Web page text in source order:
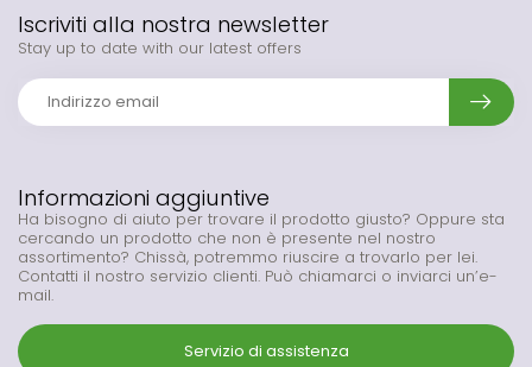
Informazioni aggiuntive
Ha bisogno di aiuto per trovare il prodotto giusto? Oppure sta
cercando un prodotto che non è presente nel nostro
assortimento? Chissà, potremmo riuscire a trovarlo per lei.
Contatti il nostro servizio clienti. Può chiamarci o inviarci un’e-
mail.
Servizio di assistenza
Iscriviti alla nostra newsletter
Stay up to date with our latest offers